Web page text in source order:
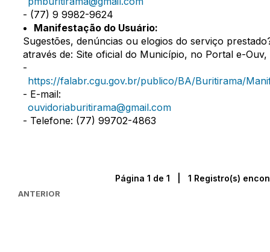
- (77) 9 9982-9624
Manifestação do Usuário:
Sugestões, denúncias ou elogios do serviço
através de: Site oficial do Município, no Portal e-
-
https://falabr.cgu.gov.br/publico/BA/Buritirama/
- E-mail:
ouvidoriaburitirama@gmail.com
- Telefone: (77) 99702-4863
ANTERIOR
Página 1 de 1 | 1 Registro(s)